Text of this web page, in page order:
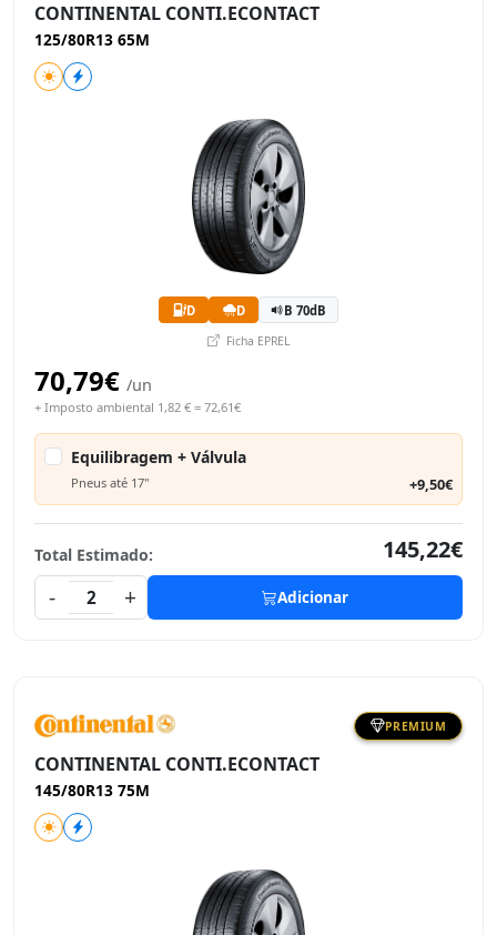
CONTINENTAL CONTI.ECONTACT
125/80R13 65M
D D B 70dB
Ficha EPREL
70,79€ /un
+ Imposto ambiental 1,82 € = 72,61€
Equilibragem + Válvula
Pneus até 17" +9,50€
Total Estimado:
145,22€
-
2 + Adicionar
PREMIUM
CONTINENTAL CONTI.ECONTACT
145/80R13 75M